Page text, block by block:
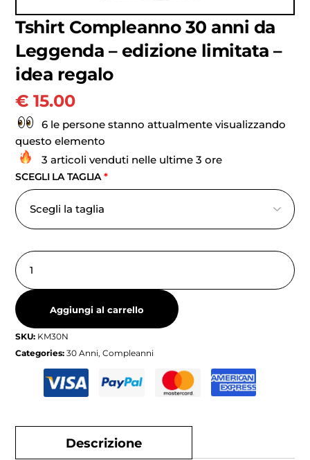
Tshirt Compleanno 30 anni da
Leggenda – edizione limitata –
idea regalo
€ 15.00
6 le persone stanno attualmente visualizzando
questo elemento
3 articoli venduti nelle ultime 3 ore
SCEGLI LA TAGLIA*
Aggiungi al carrello
SKU: KM30N
Categories:30 Anni,Compleanni
Descrizione